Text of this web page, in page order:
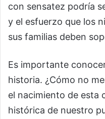
con sensatez podría
y el esfuerzo que los
sus familias deben
Es importante
historia. ¿Cómo no
el nacimiento de esta
histórica de nuestro